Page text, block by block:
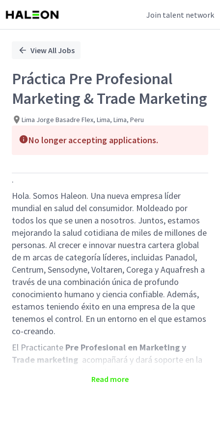
Join talent network
PositionView All Jobs
Práctica Pre Profesional
Marketing & Trade Marketing
Lima Jorge Basadre Flex, Lima, Lima, Peru
No longer accepting applications.
.
Hola. Somos Haleon. Una nueva empresa líder
mundial en salud del consumidor. Moldeado por
todos los que se unen a nosotros. Juntos, estamos
mejorando la salud cotidiana de miles de millones de
personas. Al crecer e innovar nuestra cartera global
de m arcas de categoría líderes, incluidas Panadol,
Centrum, Sensodyne, Voltaren, Corega y Aquafresh a
través de una combinación única de profundo
conocimiento humano y ciencia confiable. Además,
estamos teniendo éxito en una empresa de la que
tenemos el control. En un entorno en el que estamos
co-creando.
El Practicante Pre Profesional en Marketing y
Trade marketing acompañará y dará soporte en la
desarrollo de campañas, coordinación de materiales
Read more